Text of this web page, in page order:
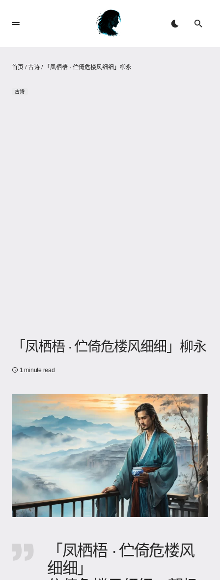
首页 /古诗 / 「凤栖梧 · 伫倚危楼风细细」柳永
古诗
「凤栖梧 · 伫倚危楼风细细」柳永
1 minute read
「凤栖梧 · 伫倚危楼风
细细」